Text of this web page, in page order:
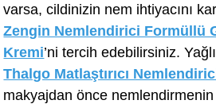
varsa, cildinizin nem ihtiyacını
Zengin Nemlendirici Formüllü
Kremi’ni tercih edebilirsiniz.
Thalgo Matlaştırıcı
makyajdan önce nemlendirmenin